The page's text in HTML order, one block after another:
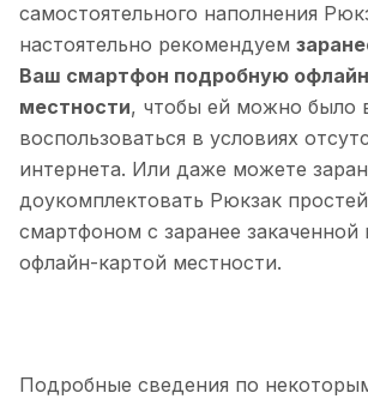
самостоятельного наполнения
настоятельно рекомендуем
Ваш смартфон подробную
местности, чтобы ей можно было
воспользоваться в условиях
интернета. Или даже можете
доукомплектовать Рюкзак
смартфоном с заранее закаченной
офлайн-картой местности.
Подробные сведения по